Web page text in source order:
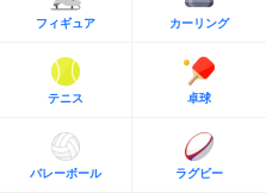
フィギュア カーリング
テニス 卓球
バレーボール ラグビー